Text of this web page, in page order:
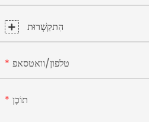
הִתקַשְׁרוּת
טלפון/וואטסאפ
תוֹכֶן